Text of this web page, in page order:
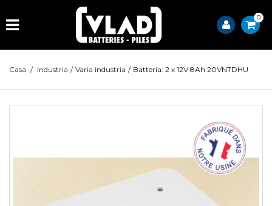
0
Casa / Industria / Varia industria / Batteria: 2 x 12V 8Ah 20VNTDHU